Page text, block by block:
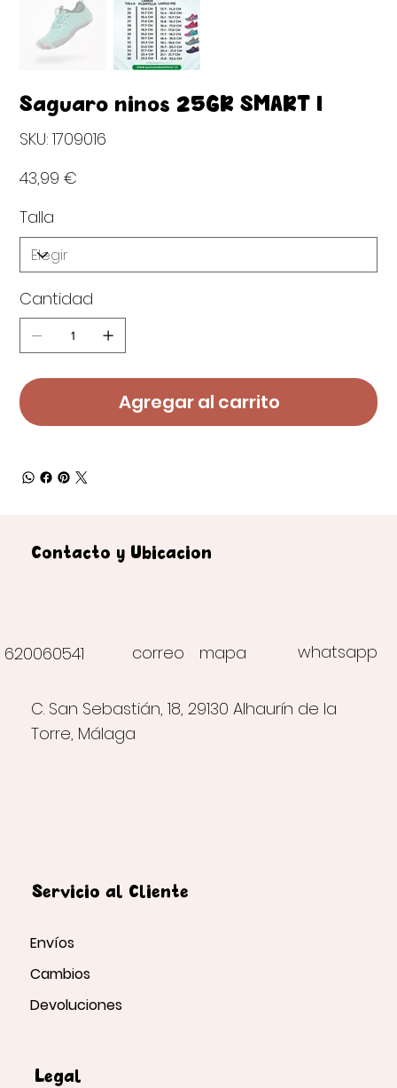
Saguaro niños 25GR SMART I
SKU:
1709016
1709016
43,99 €
Talla
Cantidad
Agregar al carrito
correo
Contacto y Ubicación
620060541 whatsapp
C. San Sebastián, 18, 29130 Alhaurín de la
Torre, Málaga
mapa
Servicio al Cliente
Envíos
Cambios
Devoluciones
Legal